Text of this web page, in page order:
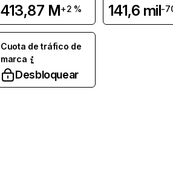
413,87 M+2 % 141,6 mil-
Cuota de tráfico de
marca
Desbloquear